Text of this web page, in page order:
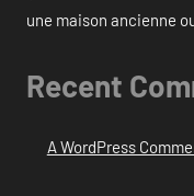
une maison ancienne
Recent
A WordPress